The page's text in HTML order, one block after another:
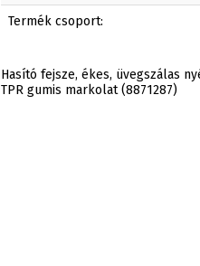
Termék csoport:
Hasító fejsze, ékes, üvegszálas
TPR gumis markolat (8871287)